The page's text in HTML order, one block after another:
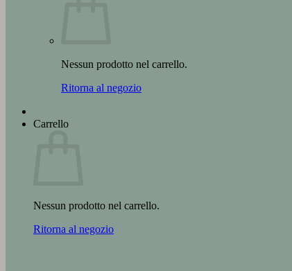
Nessun prodotto nel carrello.
Ritorna al negozio
Carrello
Nessun prodotto nel carrello.
Ritorna al negozio